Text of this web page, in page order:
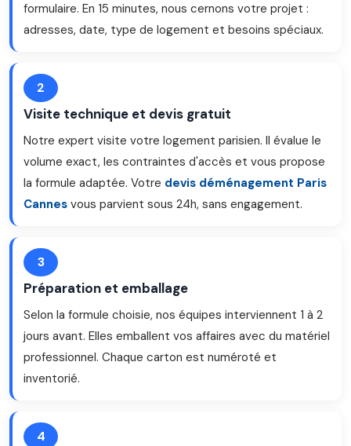
formulaire. En 15 minutes, nous cernons votre projet :
adresses, date, type de logement et besoins spéciaux.
2
Visite technique et devis gratuit
Notre expert visite votre logement parisien. Il évalue le
volume exact, les contraintes d'accès et vous propose
la formule adaptée. Votre devis déménagement Paris
Cannes vous parvient sous 24h, sans engagement.
3
Préparation et emballage
Selon la formule choisie, nos équipes interviennent 1 à 2
jours avant. Elles emballent vos affaires avec du matériel
professionnel. Chaque carton est numéroté et
inventorié.
4